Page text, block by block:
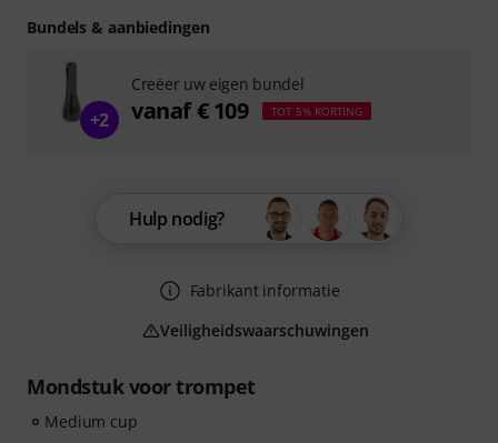
Mondstuk voor trompet
Medium cup
Hulp nodig?
Fabrikant informatie
Veiligheidswaarschuwingen
Bundels & aanbiedingen
+2
Creëer uw eigen bundel
vanaf € 109 TOT 5% KORTING